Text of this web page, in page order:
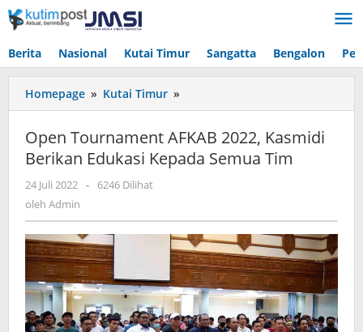
Lewati
ke
Berita Nasional Kutai Timur Sangatta Bengalon
Homepage » Kutai Timur »
Tournament
2022,
Kasmidi
Tim
Open Tournament AFKAB 2022, Kasmidi
Berikan Edukasi Kepada Semua Tim
24 Juli 2022 oleh
-
6246 Dilihat
oleh Admin